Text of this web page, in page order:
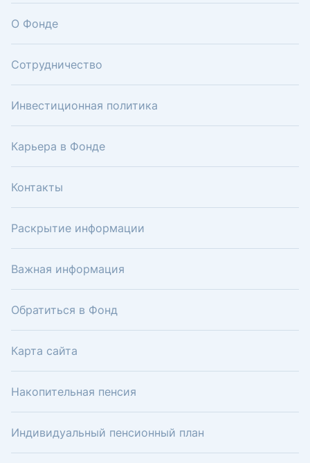
О Фонде
Сотрудничество
Инвестиционная политика
Карьера в Фонде
Контакты
Раскрытие информации
Важная информация
Обратиться в Фонд
Карта сайта
Накопительная пенсия
Индивидуальный пенсионный план